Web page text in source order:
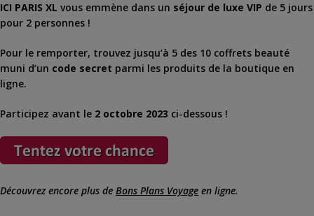
ICI PARIS XL vous emmène dans un séjour de luxe VIP de 5 jours
pour 2 personnes !
Pour le remporter, trouvez jusqu’à 5 des 10 coffrets beauté
muni d’un code secret parmi les produits de la boutique en
ligne.
Participez avant le 2 octobre 2023 ci-dessous !
Découvrez encore plus de Bons Plans Voyage en ligne.